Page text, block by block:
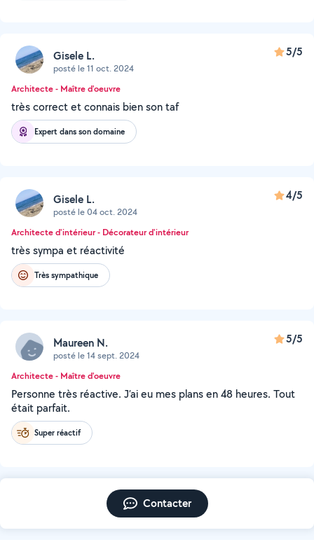
Gisele L.
posté le 11 oct. 2024
5/5
Architecte - Maître d'oeuvre
très correct et connais bien son taf
Expert dans son domaine
Gisele L.
posté le 04 oct. 2024
4/5
Architecte d'intérieur - Décorateur d'intérieur
très sympa et réactivité
Très sympathique
Maureen N.
posté le 14 sept. 2024
5/5
Architecte - Maître d'oeuvre
Personne très réactive. J’ai eu mes plans en 48 heures. Tout
était parfait.
Super réactif
Contacter